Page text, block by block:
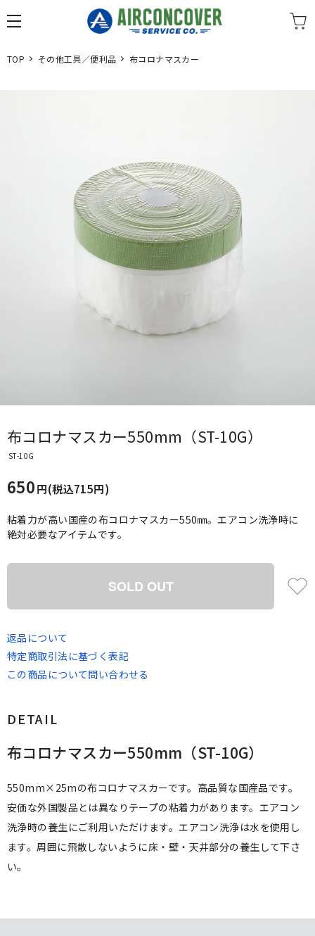
TOP その他工具／便利品 布コロナマスカー
布コロナマスカー550mm（ST-10G）
ST-10G
650円(税込715円)
粘着力が高い国産の布コロナマスカー550㎜。エアコン洗浄時に
絶対必要なアイテムです。
SOLD OUT
返品について
特定商取引法に基づく表記
この商品について問い合わせる
DETAIL
布コロナマスカー550mm（ST-10G）
550mm×25mの布コロナマスカーです。高品質な国産品です。
安価な外国製品とは異なりテープの粘着力があります。エアコン
洗浄時の養生にご利用いただけます。エアコン洗浄は水を使用し
ます。周囲に飛散しないように床・壁・天井部分の養生して下さ
い。